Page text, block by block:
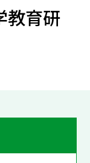
教育研